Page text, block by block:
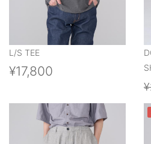
L/S TEE
¥17,800